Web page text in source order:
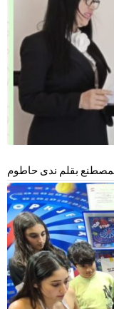
بقلم ندى حاطوم